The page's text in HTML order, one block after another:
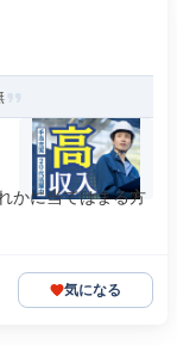
かに当てはまる方
気になる